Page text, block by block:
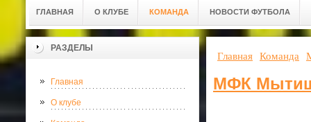
ГЛАВНАЯ О КЛУБЕ КОМАНДА НОВОСТИ ФУТБОЛА
РАЗДЕЛЫ
Главная
О клубе
Главная Команда
МФК